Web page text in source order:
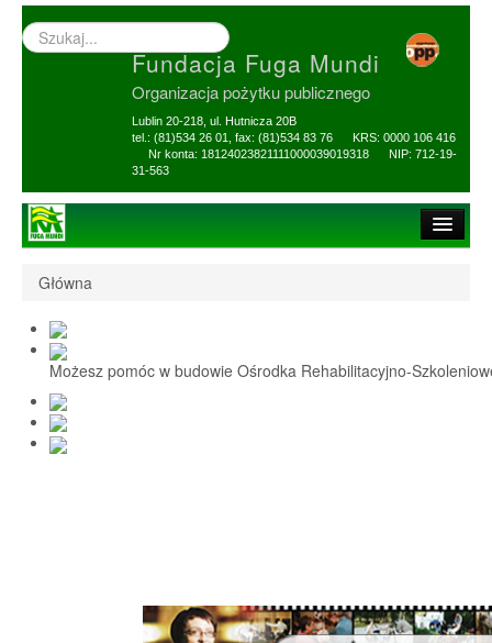
Wyszukiwarka
–
Fundacja Fuga Mundi
Organizacja pożytku publicznego
Lublin 20-218, ul. Hutnicza 20B
tel.: (81)534 26 01, fax: (81)534 83 76 KRS: 0000 106 416
Nr konta: 18124023821111000039019318 NIP: 712-19-
31-563
1,5% i darowizny
Nasi Beneficjenci
Ośrodek Reh-Szkol
Sprawozdania
Główna
Możesz pomóc w budowie Ośrodka Rehabilitacyjno-